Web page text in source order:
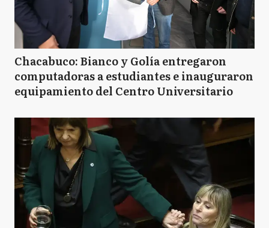
Chacabuco: Bianco y Golía entregaron
computadoras a estudiantes e inauguraron
equipamiento del Centro Universitario